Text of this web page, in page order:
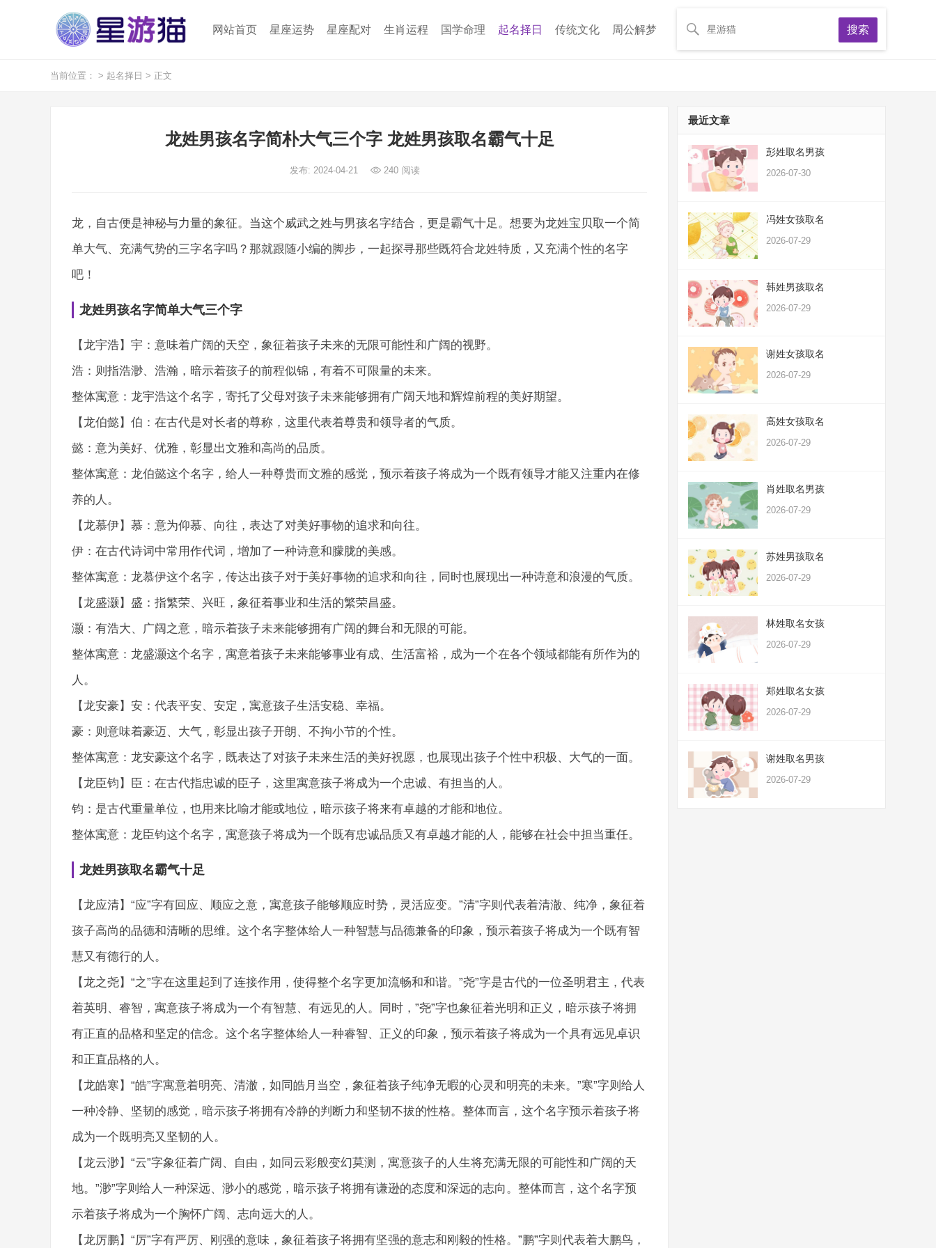
网站首页 星座运势 星座配对 生肖运程 国学命理 起名择日 传统文化 周公解梦 搜索
当前位置： > 起名择日 > 正文
龙姓男孩名字简朴大气三个字 龙姓男孩取名霸气十足
发布: 2024-04-21 240 阅读
龙，自古便是神秘与力量的象征。当这个威武之姓与男孩名字结合，更是霸气十足。想要为龙姓宝贝取一个简
单大气、充满气势的三字名字吗？那就跟随小编的脚步，一起探寻那些既符合龙姓特质，又充满个性的名字
吧！
龙姓男孩名字简单大气三个字
【龙宇浩】宇：意味着广阔的天空，象征着孩子未来的无限可能性和广阔的视野。
浩：则指浩渺、浩瀚，暗示着孩子的前程似锦，有着不可限量的未来。
整体寓意：龙宇浩这个名字，寄托了父母对孩子未来能够拥有广阔天地和辉煌前程的美好期望。
【龙伯懿】伯：在古代是对长者的尊称，这里代表着尊贵和领导者的气质。
懿：意为美好、优雅，彰显出文雅和高尚的品质。
整体寓意：龙伯懿这个名字，给人一种尊贵而文雅的感觉，预示着孩子将成为一个既有领导才能又注重内在修
养的人。
【龙慕伊】慕：意为仰慕、向往，表达了对美好事物的追求和向往。
伊：在古代诗词中常用作代词，增加了一种诗意和朦胧的美感。
整体寓意：龙慕伊这个名字，传达出孩子对于美好事物的追求和向往，同时也展现出一种诗意和浪漫的气质。
【龙盛灏】盛：指繁荣、兴旺，象征着事业和生活的繁荣昌盛。
灏：有浩大、广阔之意，暗示着孩子未来能够拥有广阔的舞台和无限的可能。
整体寓意：龙盛灏这个名字，寓意着孩子未来能够事业有成、生活富裕，成为一个在各个领域都能有所作为的
人。
【龙安豪】安：代表平安、安定，寓意孩子生活安稳、幸福。
豪：则意味着豪迈、大气，彰显出孩子开朗、不拘小节的个性。
整体寓意：龙安豪这个名字，既表达了对孩子未来生活的美好祝愿，也展现出孩子个性中积极、大气的一面。
【龙臣钧】臣：在古代指忠诚的臣子，这里寓意孩子将成为一个忠诚、有担当的人。
钧：是古代重量单位，也用来比喻才能或地位，暗示孩子将来有卓越的才能和地位。
整体寓意：龙臣钧这个名字，寓意孩子将成为一个既有忠诚品质又有卓越才能的人，能够在社会中担当重任。
龙姓男孩取名霸气十足
【龙应清】“应”字有回应、顺应之意，寓意孩子能够顺应时势，灵活应变。”清”字则代表着清澈、纯净，象征着
孩子高尚的品德和清晰的思维。这个名字整体给人一种智慧与品德兼备的印象，预示着孩子将成为一个既有智
慧又有德行的人。
【龙之尧】“之”字在这里起到了连接作用，使得整个名字更加流畅和和谐。”尧”字是古代的一位圣明君主，代表
着英明、睿智，寓意孩子将成为一个有智慧、有远见的人。同时，”尧”字也象征着光明和正义，暗示孩子将拥
有正直的品格和坚定的信念。这个名字整体给人一种睿智、正义的印象，预示着孩子将成为一个具有远见卓识
和正直品格的人。
【龙皓寒】“皓”字寓意着明亮、清澈，如同皓月当空，象征着孩子纯净无暇的心灵和明亮的未来。”寒”字则给人
一种冷静、坚韧的感觉，暗示孩子将拥有冷静的判断力和坚韧不拔的性格。整体而言，这个名字预示着孩子将
成为一个既明亮又坚韧的人。
【龙云渺】“云”字象征着广阔、自由，如同云彩般变幻莫测，寓意孩子的人生将充满无限的可能性和广阔的天
地。”渺”字则给人一种深远、渺小的感觉，暗示孩子将拥有谦逊的态度和深远的志向。整体而言，这个名字预
示着孩子将成为一个胸怀广阔、志向远大的人。
【龙厉鹏】“厉”字有严厉、刚强的意味，象征着孩子将拥有坚强的意志和刚毅的性格。”鹏”字则代表着大鹏鸟，
最近文章
彭姓取名男孩
2026-07-30
冯姓女孩取名
2026-07-29
韩姓男孩取名
2026-07-29
谢姓女孩取名
2026-07-29
高姓女孩取名
2026-07-29
肖姓取名男孩
2026-07-29
苏姓男孩取名
2026-07-29
林姓取名女孩
2026-07-29
郑姓取名女孩
2026-07-29
谢姓取名男孩
2026-07-29